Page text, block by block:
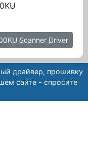
Scanner Driver
драйвер, прошивку
сайте - спросите